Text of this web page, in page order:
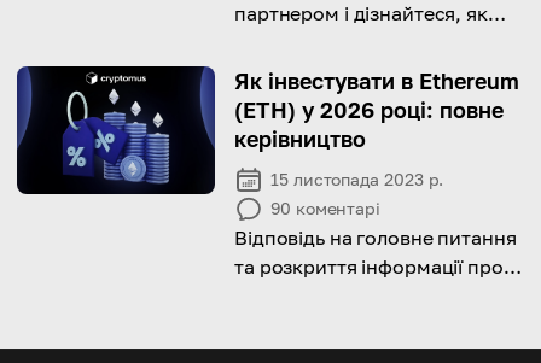
партнером і дізнайтеся, як
поєднала елементи фіатної
валюти та криптовалюти в
бездоганну комбінацію!
Як інвестувати в Ethereum
(ETH) у 2026 році: повне
керівництво
15 листопада 2023 р.
90 коментарі
Відповідь на головне питання
та розкриття інформації про